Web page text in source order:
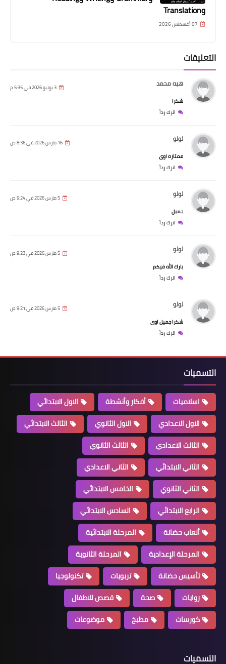
وTranslation
07 أغسطس 2026
التعليقات
هبه محمد 3 يونيو 2026 في 5:35 م
شكرا
اترك رداً
لولو 16 مارس 2026 في 8:36 ص
ممتازه اوى
اترك رداً
لولو 5 مارس 2026 في 9:24 ص
جميل
اترك رداً
لولو 5 مارس 2026 في 9:23 ص
بارك الله فيكم
اترك رداً
لولو 5 مارس 2026 في 9:21 ص
شكرا جميل اوى
اترك رداً
التسميات
اسلاميات أفكار وأنشطة
الاول الابتدائي
الاول الاعدادي
الاول الثانوي
الثالث الابتدائي
الثالث الاعدادي
الثالث الثانوي
الثاني الابتدائي
الثاني الاعدادي
الثاني الثانوي
الخامس الابتدائي
الرابع الابتدائي
السادس الابتدائي
ألعاب حضانة
المرحلة الابتدائية
المرحلة الإعدادية
المرحلة الثانوية
تأسيس حضانة
تربويات
تكنولوجيا
روايات
صحة
قصص للاطفال
كورسات
مطبخ موضوعات
التسميات